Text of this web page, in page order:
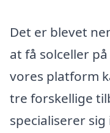
Det er blevet
at få solceller
vores platform
tre forskellige
specialiserer